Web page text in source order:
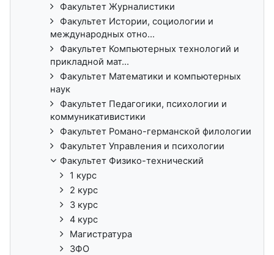
Факультет Журналистики
Факультет Истории, социологии и
международных отно...
Факультет Компьютерных технологий и
прикладной мат...
Факультет Математики и компьютерных
наук
Факультет Педагогики, психологии и
коммуникативистики
Факультет Романо-германской филологии
Факультет Управления и психологии
Факультет Физико-технический
1 курс
2 курс
3 курс
4 курс
Магистратура
ЗФО